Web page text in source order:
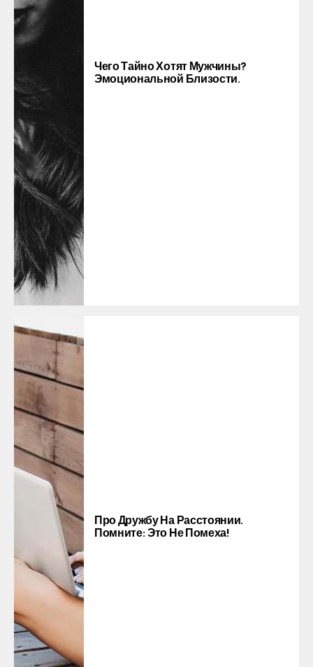
Чего Тайно Хотят Мужчины?
Эмоциональной Близости.
Про Дружбу На Расстоянии.
Помните: Это Не Помеха!